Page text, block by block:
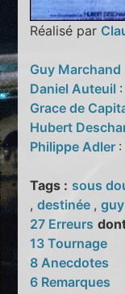
Réalisé par
Guy Marchand
Daniel Auteuil
Grace de
Hubert
Philippe Adler
Tags : sous
,destinée ,
27 Erreurs
13 Tournage
8 Anecdotes
6 Remarques